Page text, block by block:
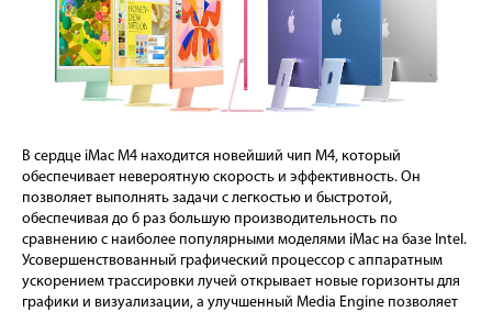
В сердце iMac M4 находится новейший чип M4, который
обеспечивает невероятную скорость и эффективность. Он
позволяет выполнять задачи с легкостью и быстротой,
обеспечивая до 6 раз большую производительность по
сравнению с наиболее популярными моделями iMac на базе Intel.
Усовершенствованный графический процессор с аппаратным
ускорением трассировки лучей открывает новые горизонты для
графики и визуализации, а улучшенный Media Engine позволяет